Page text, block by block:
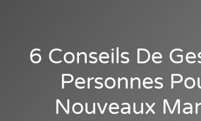
6 Conseils De
Personnes
Nouveaux